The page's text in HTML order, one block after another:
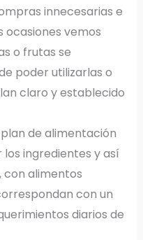
innecesarias e
ocasiones vemos
o frutas se
poder utilizarlas o
claro y establecido
de alimentación
ingredientes y así
con alimentos
con un
diarios de